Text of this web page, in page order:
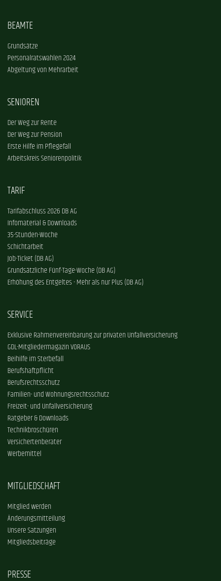
BEAMTE
Grundsätze
Personalratswahlen 2024
Abgeltung von Mehrarbeit
SENIOREN
Der Weg zur Rente
Der Weg zur Pension
Erste Hilfe im Pflegefall
Arbeitskreis Seniorenpolitik
TARIF
Tarifabschluss 2026 DB AG
Infomaterial & Downloads
35-Stunden-Woche
Schichtarbeit
Job-Ticket (DB AG)
Grundsätzliche Fünf-Tage-Woche (DB AG)
Erhöhung des Entgeltes - Mehr als nur Plus (DB AG)
SERVICE
Exklusive Rahmenvereinbarung zur privaten Unfallversicherung
GDL-Mitgliedermagazin VORAUS
Beihilfe im Sterbefall
Berufshaftpflicht
Berufsrechtsschutz
Familien- und Wohnungsrechtsschutz
Freizeit- und Unfallversicherung
Ratgeber & Downloads
Technikbroschüren
Versichertenberater
Werbemittel
MITGLIEDSCHAFT
Mitglied werden
Änderungsmitteilung
Unsere Satzungen
Mitgliedsbeiträge
PRESSE